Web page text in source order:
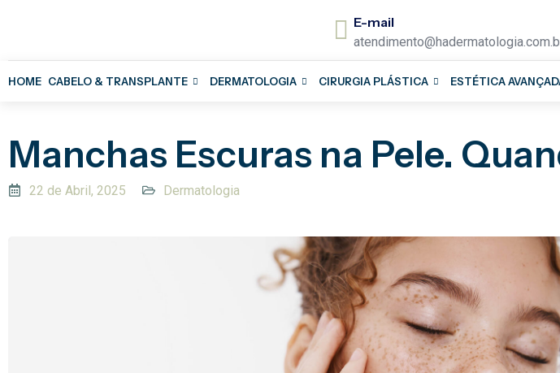
E-mail
HOME CABELO & TRANSPLANTE DERMATOLOGIA CIRURGIA PLÁSTICA ESTÉTICA
Manchas Escuras na Pele.
22 de Abril, 2025 Dermatologia